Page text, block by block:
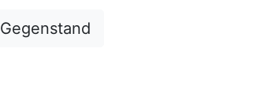
Gegenstand